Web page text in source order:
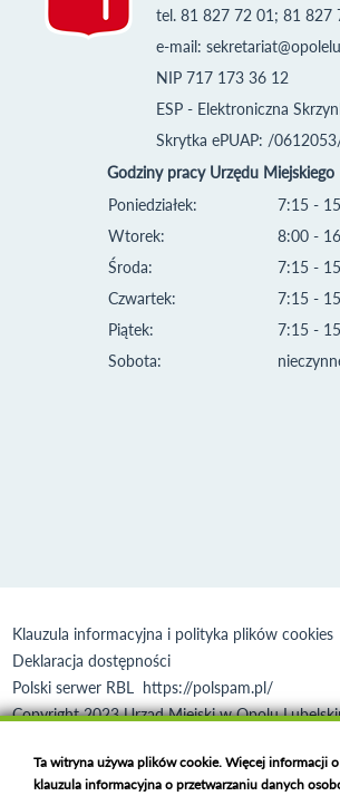
tel. 81 827 72 01; 81 827
e-mail:
NIP 717 173 36 12
ESP - Elektroniczna
Skrytka ePUAP: /
Godziny pracy Urzędu Miejskiego
Poniedziałek:
Wtorek:
Środa:
Czwartek:
Piątek:
Sobota:
7:15 -
8:00 -
7:15 -
7:15 -
7:15 -
Klauzula informacyjna i polityka plików cookies
Deklaracja dostępności
Polski serwer RBL https://polspam.pl/
Copyright 2023 Urząd Miejski w Opolu
Ta witryna używa plików cookie. Więcej informacji
klauzula informacyjna o przetwarzaniu danych